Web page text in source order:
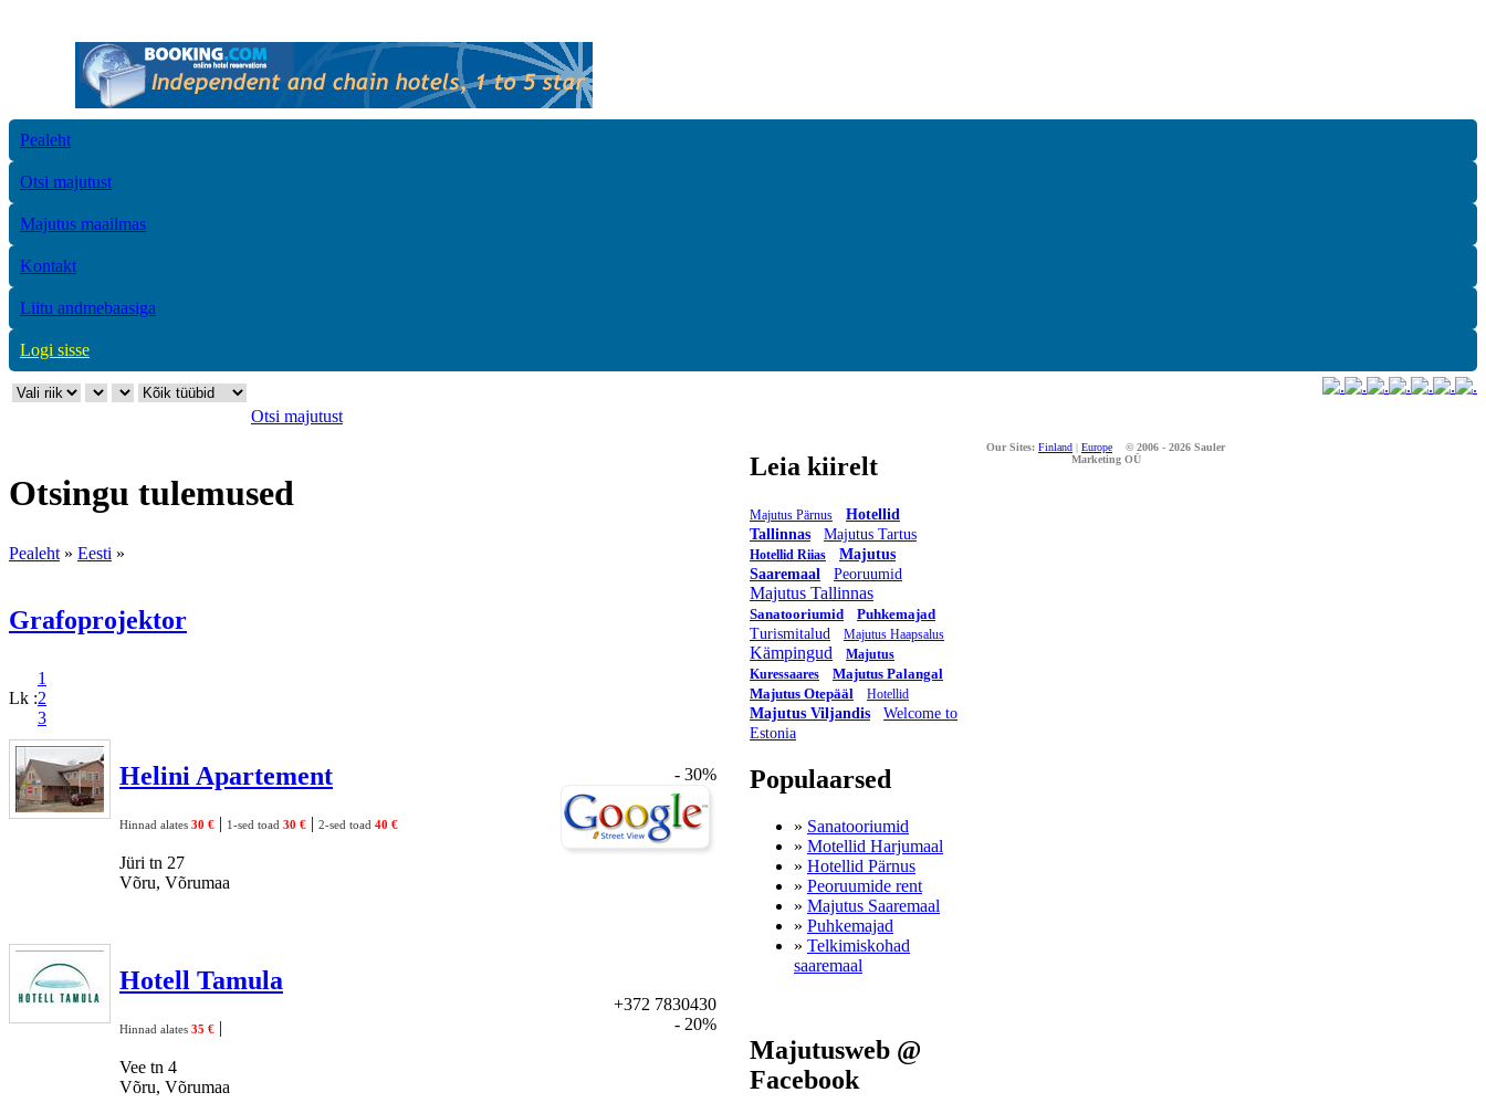
Pealeht
Otsi majutust
Majutus maailmas
Kontakt
Liitu andmebaasiga
Logi sisse
Otsi majutust
Otsingu tulemused
Pealeht » Eesti »
Grafoprojektor
Lk :
1
2
3
Helini Apartement
Hinnad alates 30 € | 1-sed toad 30 € | 2-sed toad 40 €
Jüri tn 27
Võru, Võrumaa
- 30%
Hotell Tamula
Hinnad alates 35 € |
Vee tn 4
Võru, Võrumaa
+372 7830430
- 20%
Leia kiirelt
Majutus Pärnus
Hotellid
Tallinnas
Majutus Tartus
Hotellid Riias
Majutus
Saaremaal
Peoruumid
Majutus Tallinnas
Sanatooriumid
Puhkemajad
Turismitalud
Majutus Haapsalus
Kämpingud
Majutus
Kuressaares
Majutus Palangal
Majutus Otepääl
Hotellid
Majutus Viljandis
Welcome to
Estonia
Populaarsed
» Sanatooriumid
» Motellid Harjumaal
» Hotellid Pärnus
» Peoruumide rent
» Majutus Saaremaal
» Puhkemajad
» Telkimiskohad
saaremaal
Majutusweb @
Facebook
Our Sites: Finland | Europe
© 2006 - 2026 Sauler
Marketing OÜ